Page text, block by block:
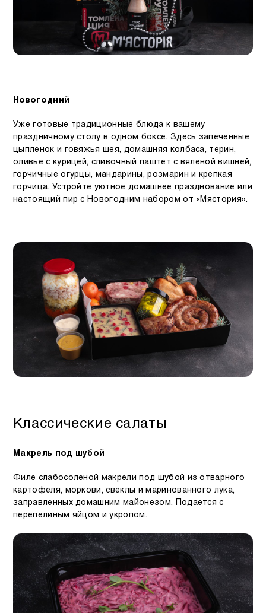
Новогодний
Уже готовые традиционные блюда к вашему
праздничному столу в одном боксе. Здесь запеченные
цыпленок и говяжья шея, домашняя колбаса, терин,
оливье с курицей, сливочный паштет с вяленой вишней,
горчичные огурцы, мандарины, розмарин и крепкая
горчица. Устройте уютное домашнее празднование или
настоящий пир с Новогодним набором от «Мястория».
Классические салаты
Макрель под шубой
Филе слабосоленой макрели под шубой из отварного
картофеля, моркови, свеклы и маринованного лука,
заправленных домашним майонезом. Подается с
перепелиным яйцом и укропом.